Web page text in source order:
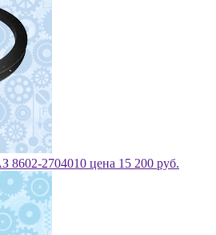
2704010 цена 15 200 руб.